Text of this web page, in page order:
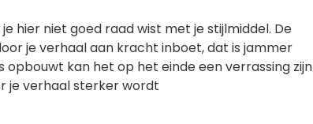
hier niet goed raad wist met je stijlmiddel. De
je verhaal aan kracht inboet, dat is jammer
opbouwt kan het op het einde een verrassing zijn
je verhaal sterker wordt